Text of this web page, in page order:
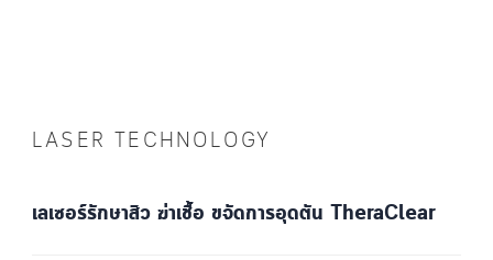
LASER TECHNOLOGY
เลเซอร์รักษาสิว ฆ่าเชื้อ ขจัดการอุดตัน TheraClear